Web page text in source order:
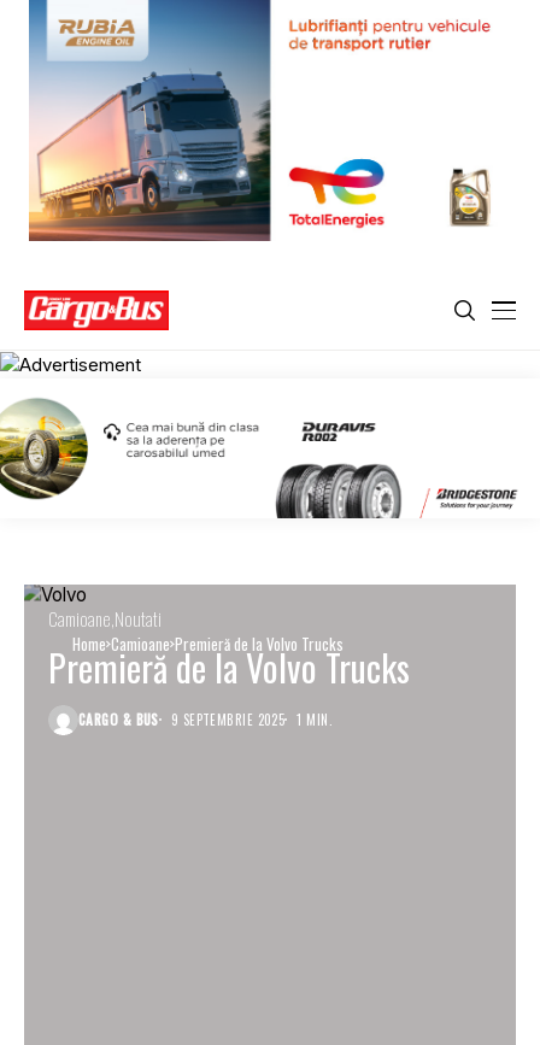
Home Camioane Premieră de la Volvo Trucks
Camioane Noutati
Premieră de la Volvo Trucks
CARGO & BUS 9 SEPTEMBRIE 2025 1 MIN.